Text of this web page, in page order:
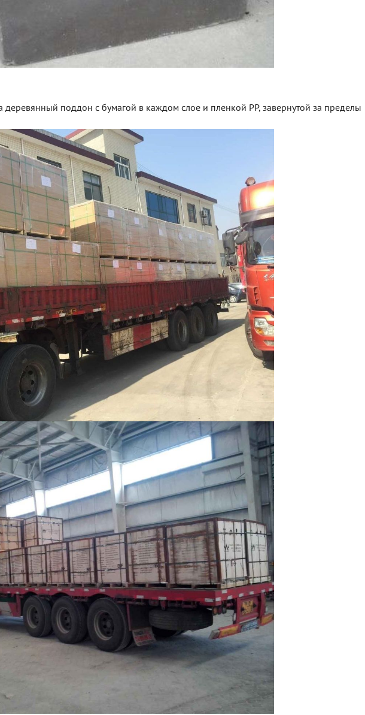
поддон с бумагой в каждом слое и пленкой PP, завернутой за пределы